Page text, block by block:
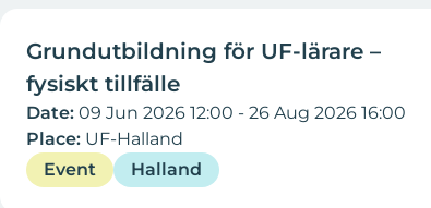
Grundutbildning för UF-lärare –
fysiskt tillfälle
Date: 09 Jun 2026 12:00 - 26 Aug 2026 16:00
Place: UF-Halland
Event
Halland